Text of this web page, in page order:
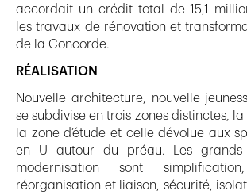
accordait un crédit total de 15,1
les travaux de rénovation et
de la Concorde.
RÉALISATION
Nouvelle architecture, nouvelle
se subdivise en trois zones distinctes,
la zone d’étude et celle dévolue aux
en U autour du préau. Les
modernisation sont
réorganisation et liaison, sécurité,